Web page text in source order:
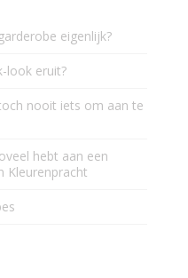
eigenlijk?
look eruit?
nooit iets om aan te
hebt aan een
Kleurenpracht